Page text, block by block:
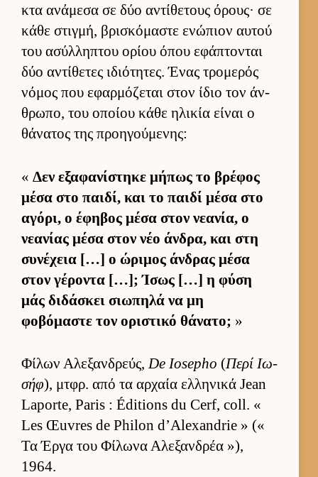
κτα ανάμεσα σε δύο αντίθετους όρους· σε
κάθε στιγ­μή, βρισκόμαστε ενώπιον αυ­τού
του ασύλ­ληπτου ορίου όπου εφάπτονται
δύο αντίθετες ιδιότητες. Ένας τρομερός
νόμος που εφαρ­μόζεται στον ίδιο τον άν­
θρωπο, του οποίου κάθε ηλικία εί­ναι ο
θάνατος της προη­γού­μενης:
« Δεν εξαφανίστηκε μήπως το βρέφος
μέσα στο παι­δί, και το παιδί μέσα στο
αγόρι, ο έφηβος μέσα στον νεανία, ο
νεανίας μέσα στον νέο άν­δρα, και στη
συνέχεια […] ο ώριμος άν­δρας μέσα
στον γέροντα […]; Ίσως […] η φύση
μάς διδάσκει σιω­πηλά να μη
φοβόμαστε τον οριστικό θάνατο; »
Φίλων Αλεξαν­δρεύς,De Iosepho (Περί Ιω­
σήφ), μτ­φρ. από τα αρ­χαία ελ­ληνικά Jean
Laporte, Paris : Éditions du Cerf, coll. «
Les Œuvres de Philon d’Alexandrie » («
Τα Έργα του Φίλωνα Αλεξαν­δρέα »),
1964.